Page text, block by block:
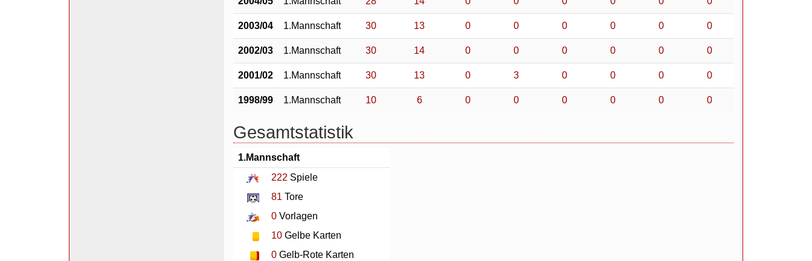
2003/04 1.Mannschaft 30 13 0 0 0 0 0 0
2002/03 1.Mannschaft 30 14 0 0 0 0 0 0
2001/02 1.Mannschaft 30 13 0 3 0 0 0 0
1998/99 1.Mannschaft 10 6 0 0 0 0 0 0
Gesamtstatistik
1.Mannschaft
222 Spiele
81 Tore
0 Vorlagen
10 Gelbe Karten
0 Gelb-Rote Karten